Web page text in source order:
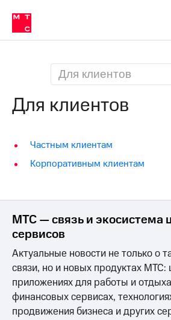
Медиа-центр
и акционерам
Устойчивое развитие
Комплаенс и деловая этика
компании
Стратегия
Карьера
Руководство
региона
информация
Контакты
Пресс-
релизы
о технологиях
Карьера
в МТС
Пресс-
МТС
о технологиях
Для клиентов
Для клиентов
Частным клиентам
Корпоративным клиентам
МТС — связь и экосистема
сервисов
Актуальные новости не только о
связи, но и новых продуктах
приложениях для работы и
финансовых сервисах,
продвижения бизнеса и других